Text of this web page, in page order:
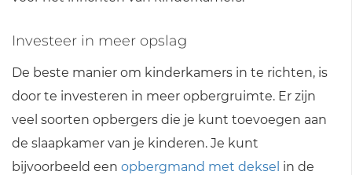
Investeer in meer opslag
De beste manier om kinderkamers in te richten, is
door te investeren in meer opbergruimte. Er zijn
veel soorten opbergers die je kunt toevoegen aan
de slaapkamer van je kinderen. Je kunt
bijvoorbeeld een opbergmand met deksel in de